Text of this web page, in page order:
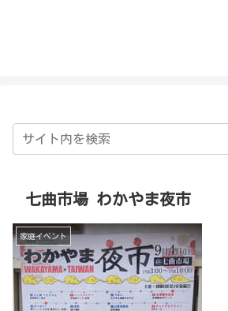
七曲市場 わかやま夜市
家庭イベント